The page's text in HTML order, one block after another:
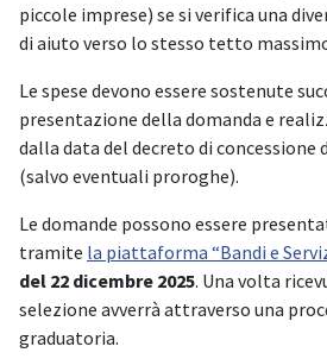
piccole imprese) se si verifica una
di aiuto verso lo stesso tetto
Le spese devono essere sostenute
presentazione della domanda e
dalla data del decreto di concessione
(salvo eventuali proroghe).
Le domande possono essere
tramite la piattaforma “Bandi e
del 22 dicembre 2025. Una volta
selezione avverrà attraverso una
graduatoria.